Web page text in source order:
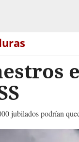
jubilados podrían